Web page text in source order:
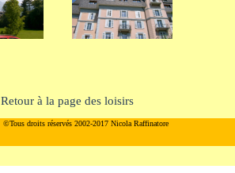
Retour à la page des loisirs
©Tous droits réservés 2002-2017 Nicola Raffinatore